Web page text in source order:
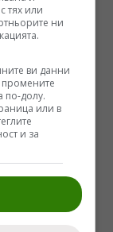
тях или
ни
ви данни
промените
по-долу.
или в
и за